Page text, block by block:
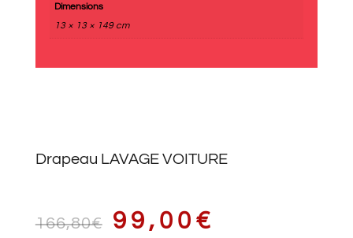
Dimensions
13 × 13 × 149 cm
Drapeau LAVAGE VOITURE
166,80€ LE
99,00 €